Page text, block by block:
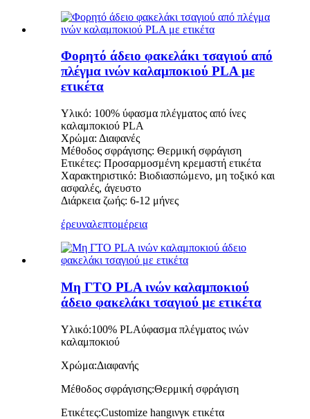
Φορητό άδειο φακελάκι τσαγιού από
πλέγμα ινών καλαμποκιού PLA με
ετικέτα
Υλικό: 100% ύφασμα πλέγματος από ίνες
καλαμποκιού PLA
Χρώμα: Διαφανές
Μέθοδος σφράγισης: Θερμική σφράγιση
Ετικέτες: Προσαρμοσμένη κρεμαστή ετικέτα
Χαρακτηριστικό: Βιοδιασπώμενο, μη τοξικό και
ασφαλές, άγευστο
Διάρκεια ζωής: 6-12 μήνες
έρευναλεπτομέρεια
Μη ΓΤΟ PLA ινών καλαμποκιού
άδειο φακελάκι τσαγιού με ετικέτα
Υλικό:100% PLAύφασμα πλέγματος ινών
καλαμποκιού
Χρώμα:Διαφανής
Μέθοδος σφράγισης:Θερμική σφράγιση
Ετικέτες:Customize hangινγκ ετικέτα